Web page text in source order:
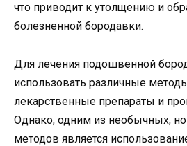
что приводит к утолщению и
болезненной бородавки.
Для лечения подошвенной
использовать различные
лекарственные препараты и
Однако, одним из необычных,
методов является